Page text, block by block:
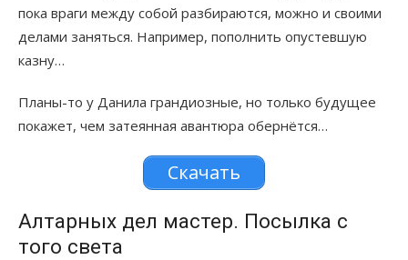
пока враги между собой разбираются, можно и своими
делами заняться. Например, пополнить опустевшую
казну…
Планы-то у Данила грандиозные, но только будущее
покажет, чем затеянная авантюра обернётся…
Скачать
Алтарных дел мастер. Посылка с
того света